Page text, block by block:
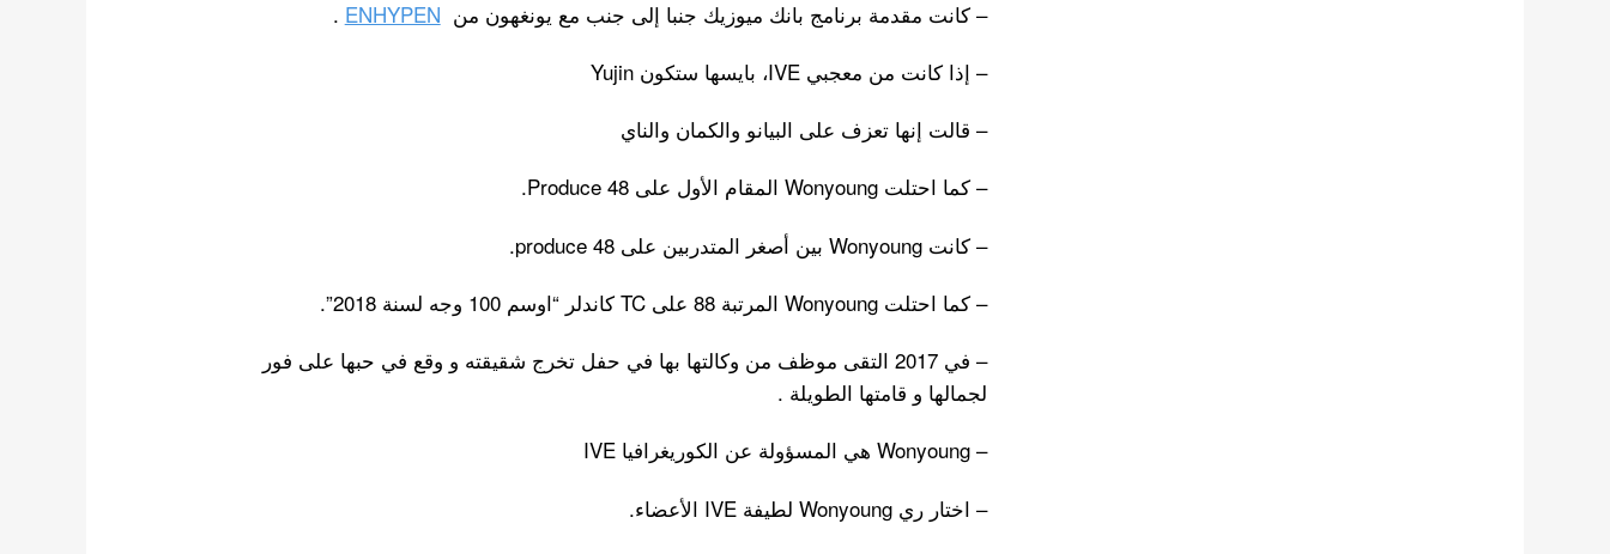
– كانت مقدمة برنامج بانك ميوزيك جنبا إلى جنب مع يونغهون من ENHYPEN
.
– إذا كانت من معجبي IVE، بايسها ستكون Yujin
– قالت إنها تعزف على البيانو والكمان والناي
– كما احتلت Wonyoung المقام الأول على Produce 48.
– كانت Wonyoung بين أصغر المتدربين على produce 48.
– كما احتلت Wonyoung المرتبة 88 على TC كاندلر “اوسم 100 وجه لسنة 2018”.
– في 2017 التقى موظف من وكالتها بها في حفل تخرج شقيقته و وقع في حبها على فور
لجمالها و قامتها الطويلة .
– Wonyoung هي المسؤولة عن الكوريغرافيا IVE
– اختار ري Wonyoung لطيفة IVE الأعضاء.